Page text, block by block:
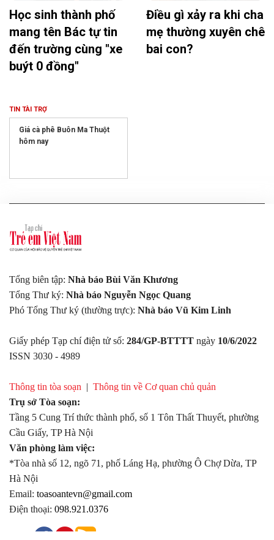
Học sinh thành phố
mang tên Bác tự tin
đến trường cùng "xe
buýt 0 đồng"
Điều gì xảy ra khi cha
mẹ thường xuyên chê
bai con?
TIN TÀI TRỢ
Giá cà phê Buôn Ma Thuột
hôm nay
Tổng biên tập: Nhà báo Bùi Văn Khương
Tổng Thư ký: Nhà báo Nguyễn Ngọc Quang
Phó Tổng Thư ký (thường trực): Nhà báo Vũ Kim Linh
Giấy phép Tạp chí điện tử số: 284/GP-BTTTT ngày 10/6/2022
ISSN 3030 - 4989
Thông tin tòa soạn | Thông tin về Cơ quan chủ quản
Trụ sở Tòa soạn:
Tầng 5 Cung Trí thức thành phố, số 1 Tôn Thất Thuyết, phường
Cầu Giấy, TP Hà Nội
Văn phòng làm việc:
*Tòa nhà số 12, ngõ 71, phố Láng Hạ, phường Ô Chợ Dừa, TP
Hà Nội
Email: toasoantevn@gmail.com
Điện thoại: 098.921.0376